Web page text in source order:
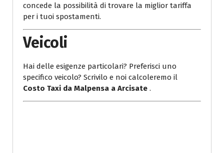
concede la possibilità di trovare la miglior tariffa
per i tuoi spostamenti.
Veicoli
Hai delle esigenze particolari? Preferisci uno
specifico veicolo? Scrivilo e noi calcoleremo il
Costo Taxi da Malpensa a Arcisate .